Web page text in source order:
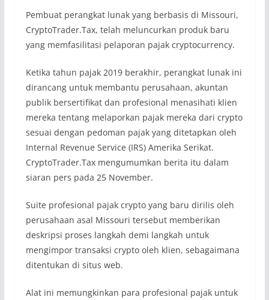
Pembuat perangkat lunak yang berbasis di Missouri,
CryptoTrader.Tax, telah meluncurkan produk baru
yang memfasilitasi pelaporan pajak cryptocurrency.
Ketika tahun pajak 2019 berakhir, perangkat lunak ini
dirancang untuk membantu perusahaan, akuntan
publik bersertifikat dan profesional menasihati klien
mereka tentang melaporkan pajak mereka dari crypto
sesuai dengan pedoman pajak yang ditetapkan oleh
Internal Revenue Service (IRS) Amerika Serikat.
CryptoTrader.Tax mengumumkan berita itu dalam
siaran pers pada 25 November.
Suite profesional pajak crypto yang baru dirilis oleh
perusahaan asal Missouri tersebut memberikan
deskripsi proses langkah demi langkah untuk
mengimpor transaksi crypto oleh klien, sebagaimana
ditentukan di situs web.
Alat ini memungkinkan para profesional pajak untuk